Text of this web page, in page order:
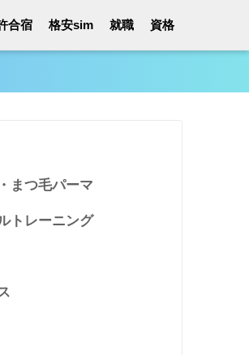
合宿 格安sim 就職 資格
まつ毛パーマ
トレーニング